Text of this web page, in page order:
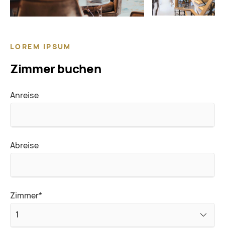
LOREM IPSUM
Zimmer buchen
Anreise
Abreise
Pflichtfeld
Zimmer*